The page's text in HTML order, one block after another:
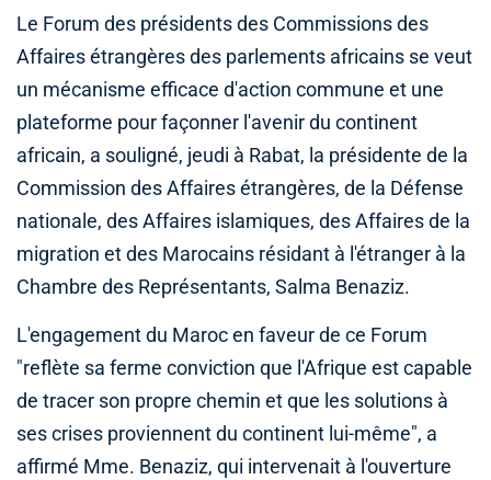
Le Forum des présidents des Commissions des
Affaires étrangères des parlements africains se veut
un mécanisme efficace d'action commune et une
plateforme pour façonner l'avenir du continent
africain, a souligné, jeudi à Rabat, la présidente de la
Commission des Affaires étrangères, de la Défense
nationale, des Affaires islamiques, des Affaires de la
migration et des Marocains résidant à l'étranger à la
Chambre des Représentants, Salma Benaziz.
L'engagement du Maroc en faveur de ce Forum
"reflète sa ferme conviction que l'Afrique est capable
de tracer son propre chemin et que les solutions à
ses crises proviennent du continent lui-même", a
affirmé Mme. Benaziz, qui intervenait à l'ouverture